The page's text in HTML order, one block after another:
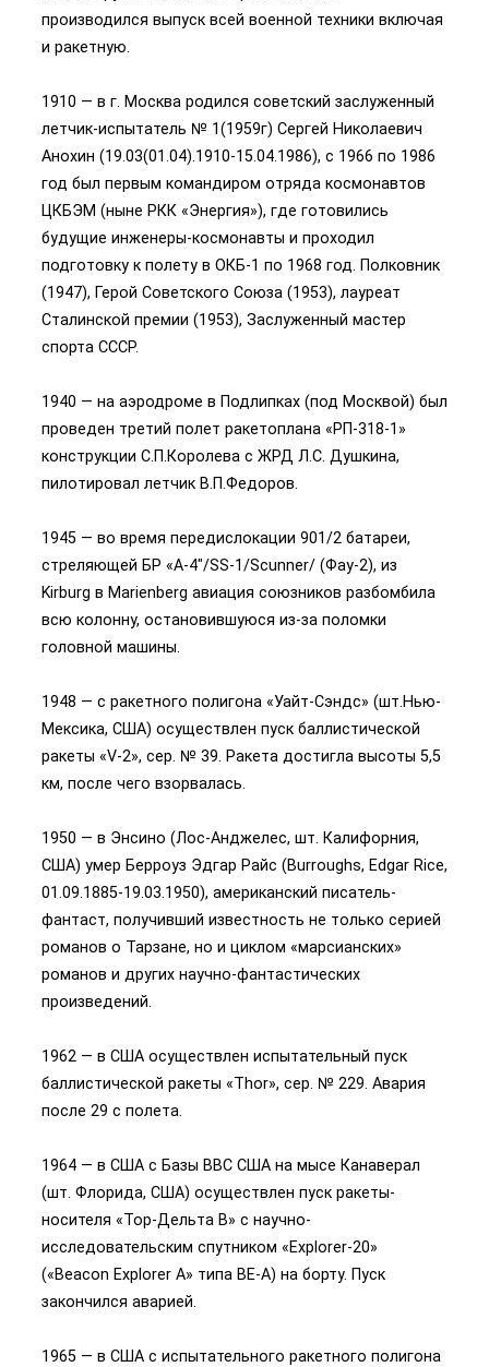
производился выпуск всей военной техники включая
и ракетную.
1910 — в г. Москва родился советский заслуженный
летчик-испытатель № 1(1959г) Сергей Николаевич
Анохин (19.03(01.04).1910-15.04.1986), с 1966 по 1986
год был первым командиром отряда космонавтов
ЦКБЭМ (ныне РКК «Энергия»), где готовились
будущие инженеры-космонавты и проходил
подготовку к полету в ОКБ-1 по 1968 год. Полковник
(1947), Герой Советского Союза (1953), лауреат
Сталинской премии (1953), Заслуженный мастер
спорта СССР.
1940 — на аэродроме в Подлипках (под Москвой) был
проведен третий полет ракетоплана «РП-318-1»
конструкции С.П.Королева с ЖРД Л.С. Душкина,
пилотировал летчик В.П.Федоров.
1945 — во время передислокации 901/2 батареи,
стреляющей БР «A-4″/SS-1/Scunner/ (Фау-2), из
Kirburg в Marienberg авиация союзников разбомбила
всю колонну, остановившуюся из-за поломки
головной машины.
1948 — с ракетного полигона «Уайт-Сэндс» (шт.Нью-
Мексика, США) осуществлен пуск баллистической
ракеты «V-2», сер. № 39. Ракета достигла высоты 5,5
км, после чего взорвалась.
1950 — в Энсино (Лос-Анджелес, шт. Калифорния,
США) умер Берроуз Эдгар Райс (Burroughs, Edgar Rice,
01.09.1885-19.03.1950), американский писатель-
фантаст, получивший известность не только серией
романов о Тарзане, но и циклом «марсианских»
романов и других научно-фантастических
произведений.
1962 — в США осуществлен испытательный пуск
баллистической ракеты «Thor», сер. № 229. Авария
после 29 с полета.
1964 — в США с Базы ВВС США на мысе Канаверал
(шт. Флорида, США) осуществлен пуск ракеты-
носителя «Тор-Дельта B» с научно-
исследовательским спутником «Explorer-20»
(«Beacon Explorer A» типа ВЕ-А) на борту. Пуск
закончился аварией.
1965 — в США с испытательного ракетного полигона